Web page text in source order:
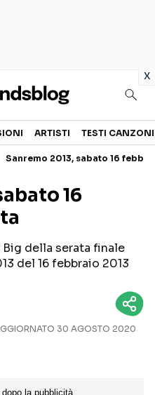
x
TESTI CANZONI
TOUR ED EVENTI
TALENT SHOW
ARTISTI TESTI CANZONI
Sanremo 2013, sabato 16
16
della serata finale
del 16 febbraio 2013
30 AGOSTO 2020